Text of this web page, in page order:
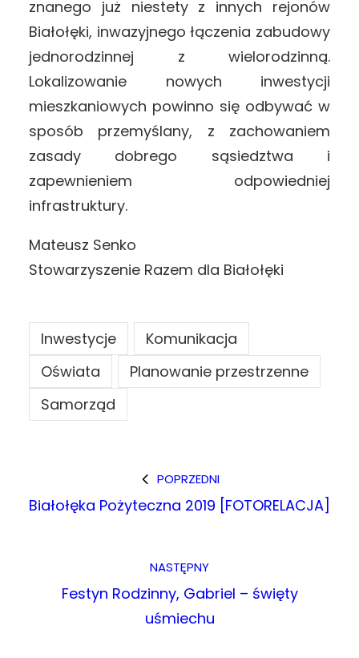
znanego już niestety z innych rejonów
Białołęki, inwazyjnego łączenia zabudowy
jednorodzinnej z wielorodzinną.
Lokalizowanie nowych inwestycji
mieszkaniowych powinno się odbywać w
sposób przemyślany, z zachowaniem
zasady dobrego sąsiedztwa i
zapewnieniem odpowiedniej
infrastruktury.
Mateusz Senko
Stowarzyszenie Razem dla Białołęki
Inwestycje
Komunikacja
Oświata
Planowanie przestrzenne
Samorząd
POPRZEDNI
Białołęka Pożyteczna 2019 [FOTORELACJA]
NASTĘPNY
Festyn Rodzinny, Gabriel – święty
uśmiechu